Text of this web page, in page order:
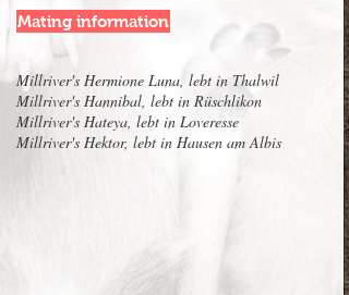
Mating information
Millriver's Hermione Luna, lebt in Thalwil
Millriver's Hannibal, lebt in Rüschlikon
Millriver's Hateya, lebt in Loveresse
Millriver's Hektor, lebt in Hausen am Albis